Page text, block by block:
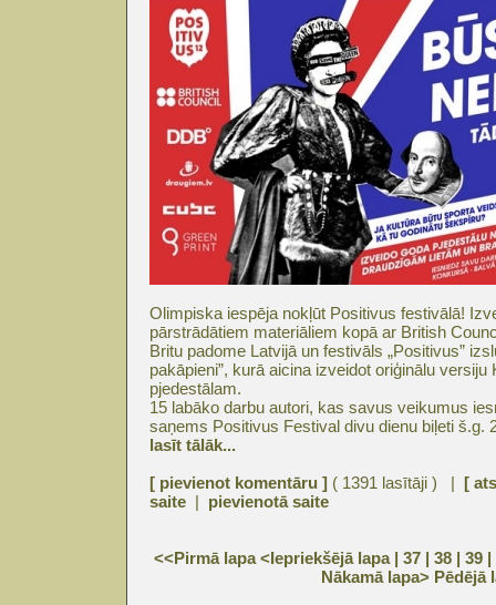
Olimpiska iespēja nokļūt Positivus festivālā!
pārstrādātiem materiāliem kopā ar British
Britu padome Latvijā un festivāls „Positivus”
pakāpieni”, kurā aicina izveidot oriģinālu
pjedestālam.
15 labāko darbu autori, kas savus veikumus
saņems Positivus Festival divu dienu biļeti š.g.
lasīt tālāk...
[ pievienot komentāru ] ( 1391 lasītāji ) | [
saite | pievienotā saite
<<Pirmā lapa<Iepriekšējā lapa | 37 | 38 | 39 |
Nākamā lapa> Pēdējā